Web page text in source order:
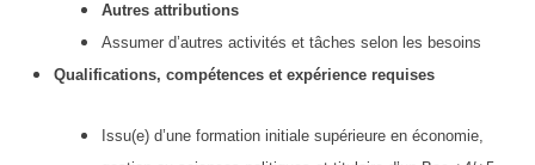
Autres attributions
Assumer d’autres activités et tâches selon les besoins
Qualifications, compétences et expérience requises
Issu(e) d’une formation initiale supérieure en économie,